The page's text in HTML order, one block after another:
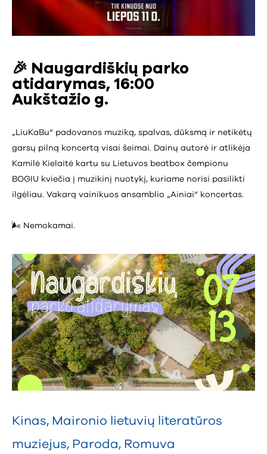
🎉 Naugardiškių parko
atidarymas, 16:00
Aukštažio g.
„LiuKaBu“ padovanos muziką, spalvas, dūksmą ir netikėtų
garsų pilną koncertą visai šeimai. Dainų autorė ir atlikėja
Kamilė Kielaitė kartu su Lietuvos beatbox čempionu
BOGIU kviečia į muzikinį nuotykį, kuriame norisi pasilikti
ilgėliau. Vakarą vainikuos ansamblio „Ainiai“ koncertas.
🌬️ Nemokamai.
Kinas, Maironio lietuvių literatūros
muziejus, Paroda, Romuva